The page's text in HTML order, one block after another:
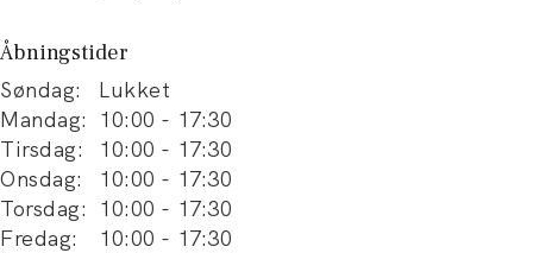
Åbningstider
Søndag:
Lukket
Mandag: 10:00 - 17:30
Tirsdag: 10:00 - 17:30
Onsdag: 10:00 - 17:30
Torsdag: 10:00 - 17:30
Fredag: 10:00 - 17:30